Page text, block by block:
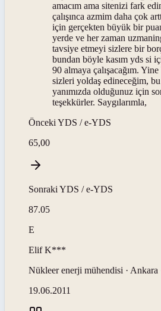
amacım ama sitenizi fark
çalışınca azmim daha çok
için gerçekten büyük bir
yerde ve her zaman
tavsiye etmeyi sizlere bir
bundan böyle kasım yds si
90 almaya çalışacağım.
sizleri yoldaş edineceğim,
yanımızda olduğunuz için
teşekkürler. Saygılarımla,
Önceki YDS / e-YDS
65,00
Sonraki YDS / e-YDS
87.05
E
Elif K***
Nükleer enerji mühendisi · Ankara
19.06.2011